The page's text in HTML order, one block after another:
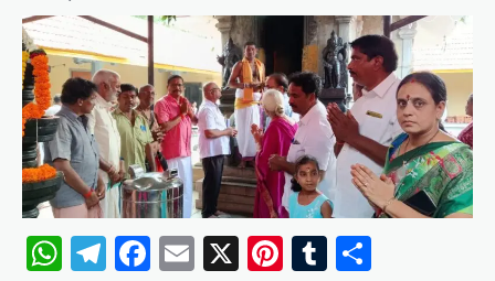
WhatsApp
Telegram
Facebook
Email
X Pinterest
Tumblr